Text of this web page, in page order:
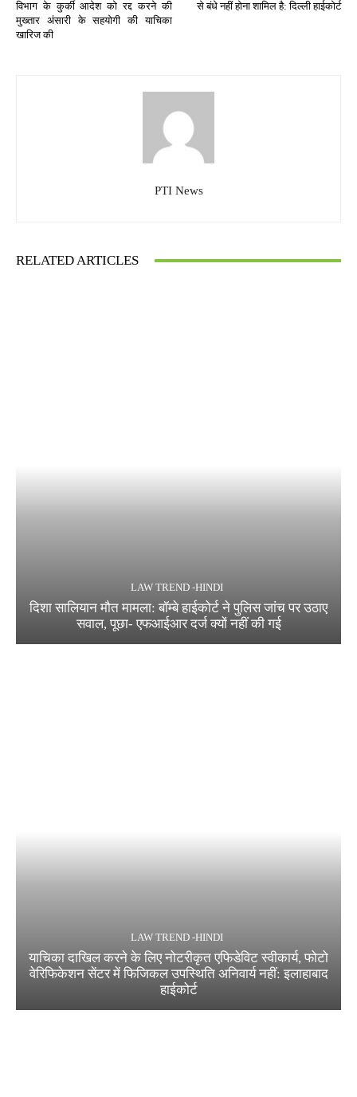
विभाग के कुर्की आदेश को रद्द करने की
मुख्तार अंसारी के सहयोगी की याचिका
खारिज की
से बंधे नहीं होना शामिल है: दिल्ली हाईकोर्ट
PTI News
RELATED ARTICLES
LAW TREND -HINDI
दिशा सालियान मौत मामला: बॉम्बे हाईकोर्ट ने पुलिस जांच पर उठाए
सवाल, पूछा- एफआईआर दर्ज क्यों नहीं की गई
LAW TREND -HINDI
याचिका दाखिल करने के लिए नोटरीकृत एफिडेविट स्वीकार्य, फोटो
वेरिफिकेशन सेंटर में फिजिकल उपस्थिति अनिवार्य नहीं: इलाहाबाद
हाईकोर्ट